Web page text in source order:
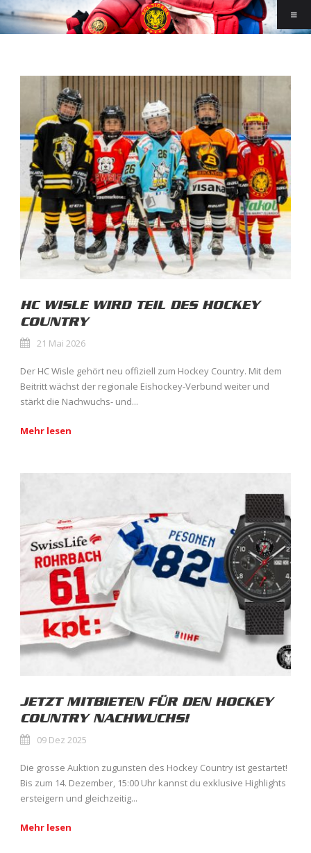
HC WISLE WIRD TEIL DES HOCKEY
COUNTRY
21 Mai 2026
Der HC Wisle gehört neu offiziell zum Hockey Country. Mit dem
Beitritt wächst der regionale Eishockey-Verbund weiter und
stärkt die Nachwuchs- und...
Mehr lesen
JETZT MITBIETEN FÜR DEN HOCKEY
COUNTRY NACHWUCHS!
09 Dez 2025
Die grosse Auktion zugunsten des Hockey Country ist gestartet!
Bis zum 14. Dezember, 15:00 Uhr kannst du exklusive Highlights
ersteigern und gleichzeitig...
Mehr lesen